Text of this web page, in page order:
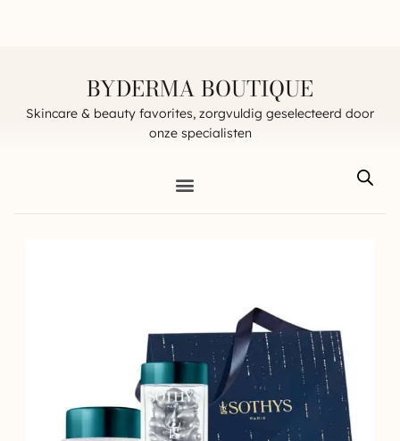
BYDERMA BOUTIQUE
Skincare & beauty favorites, zorgvuldig geselecteerd door
onze specialisten